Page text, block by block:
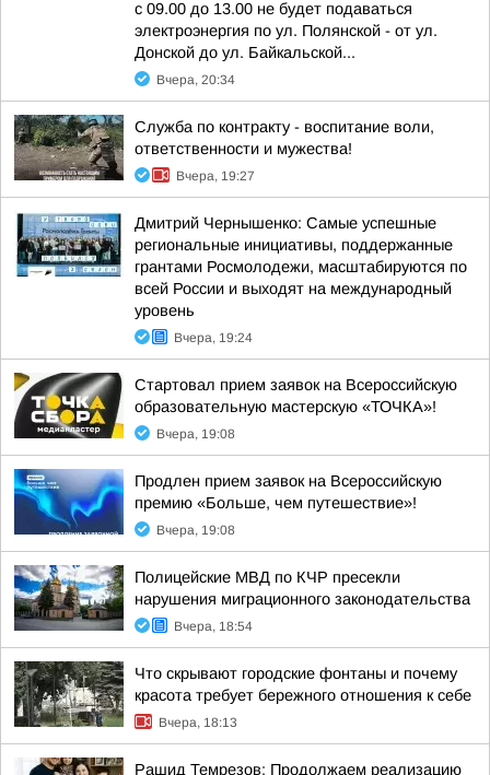
с 09.00 до 13.00 не будет подаваться
электроэнергия по ул. Полянской - от ул.
Донской до ул. Байкальской...
Вчера, 20:34
Служба по контракту - воспитание воли,
ответственности и мужества!
Вчера, 19:27
Дмитрий Чернышенко: Самые успешные
региональные инициативы, поддержанные
грантами Росмолодежи, масштабируются по
всей России и выходят на международный
уровень
Вчера, 19:24
Стартовал прием заявок на Всероссийскую
образовательную мастерскую «ТОЧКА»!
Вчера, 19:08
Продлен прием заявок на Всероссийскую
премию «Больше, чем путешествие»!
Вчера, 19:08
Полицейские МВД по КЧР пресекли
нарушения миграционного законодательства
Вчера, 18:54
Что скрывают городские фонтаны и почему
красота требует бережного отношения к себе
Вчера, 18:13
Рашид Темрезов: Продолжаем реализацию